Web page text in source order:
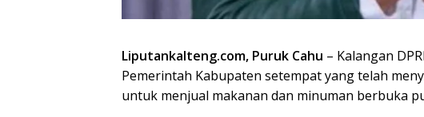
Liputankalteng.com, Puruk Cahu – Kalangan
Pemerintah Kabupaten setempat yang telah
untuk menjual makanan dan minuman berbuka